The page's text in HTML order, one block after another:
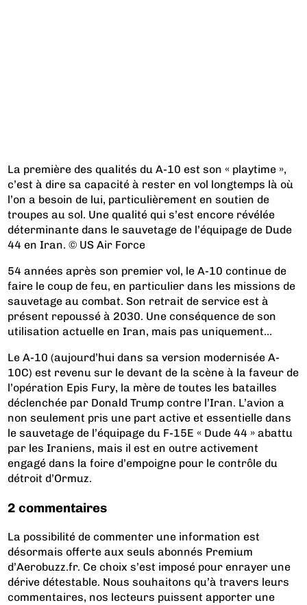
La première des qualités du A-10 est son « playtime »,
c’est à dire sa capacité à rester en vol longtemps là où
l’on a besoin de lui, particulièrement en soutien de
troupes au sol. Une qualité qui s’est encore révélée
déterminante dans le sauvetage de l’équipage de Dude
44 en Iran. © US Air Force
54 années après son premier vol, le A-10 continue de
faire le coup de feu, en particulier dans les missions de
sauvetage au combat. Son retrait de service est à
présent repoussé à 2030. Une conséquence de son
utilisation actuelle en Iran, mais pas uniquement…
Le A-10 (aujourd’hui dans sa version modernisée A-
10C) est revenu sur le devant de la scène à la faveur de
l’opération Epis Fury, la mère de toutes les batailles
déclenchée par Donald Trump contre l’Iran. L’avion a
non seulement pris une part active et essentielle dans
le sauvetage de l’équipage du F-15E « Dude 44 » abattu
par les Iraniens, mais il est en outre activement
engagé dans la foire d’empoigne pour le contrôle du
détroit d’Ormuz.
2 commentaires
La possibilité de commenter une information est
désormais offerte aux seuls abonnés Premium
d’Aerobuzz.fr. Ce choix s’est imposé pour enrayer une
dérive détestable. Nous souhaitons qu’à travers leurs
commentaires, nos lecteurs puissent apporter une